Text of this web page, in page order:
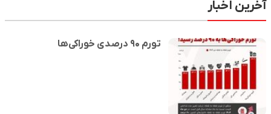
آخرین اخبار
تورم ۹۰ درصدی خوراکی‌ها